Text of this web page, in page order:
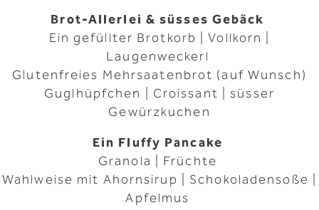
Brot-Allerlei & süsses Gebäck
Ein gefüllter Brotkorb | Vollkorn |
Laugenweckerl
Glutenfreies Mehrsaatenbrot (auf Wunsch)
Guglhüpfchen | Croissant | süsser
Gewürzkuchen
Ein Fluffy Pancake
Granola | Früchte
Wahlweise mit Ahornsirup | Schokoladensoße |
Apfelmus